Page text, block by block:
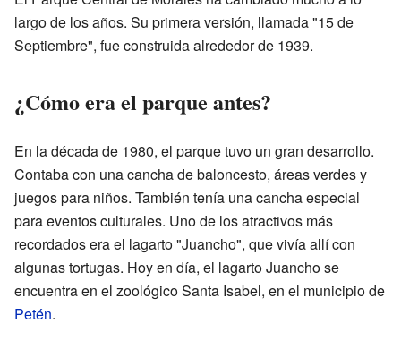
largo de los años. Su primera versión, llamada "15 de
Septiembre", fue construida alrededor de 1939.
¿Cómo era el parque antes?
En la década de 1980, el parque tuvo un gran desarrollo.
Contaba con una cancha de baloncesto, áreas verdes y
juegos para niños. También tenía una cancha especial
para eventos culturales. Uno de los atractivos más
recordados era el lagarto "Juancho", que vivía allí con
algunas tortugas. Hoy en día, el lagarto Juancho se
encuentra en el zoológico Santa Isabel, en el municipio de
Petén.